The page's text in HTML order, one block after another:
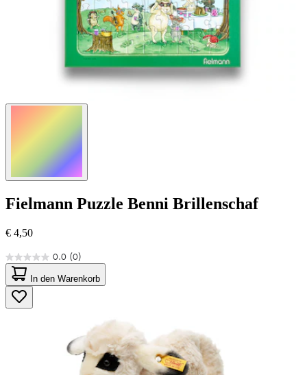
Fielmann Puzzle Benni Brillenschaf
€ 4,50
0.0 (0)
0.0
von
5
Sternen.
In den Warenkorb